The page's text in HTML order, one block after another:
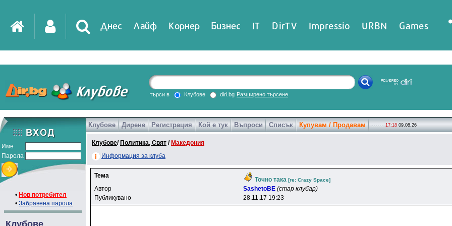
Днес Лайф Корнер Бизнес IT DirTV Impressio URBN Games
търси в Клубове diri.bg Разширено търсене
Име
Парола
• Нов потребител
• Забравена парола
Клубове
Клубове Дирене Регистрация Кой е тук Въпроси Списък Купувам / Продавам 17:18 09.08.26
Клубове/ Политика, Свят / Македония
Информация за клуба
Тема
Точно така [re: Crazy Space]
Автор SashetoBE (стар клубар)
Публикувано
28.11.17 19:23